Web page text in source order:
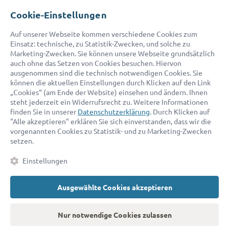
© 2026 advocado - einfach online den passenden Rechtsanwalt finden
Auszeichnungen:
Cookies
Cookie-Einstellungen
Auf unserer Webseite kommen verschiedene Cookies zum
Einsatz: technische, zu Statistik-Zwecken, und solche zu
Marketing-Zwecken. Sie können unsere Webseite grundsätzlich
auch ohne das Setzen von Cookies besuchen. Hiervon
ausgenommen sind die technisch notwendigen Cookies. Sie
können die aktuellen Einstellungen durch Klicken auf den Link
„Cookies“ (am Ende der Website) einsehen und ändern. Ihnen
steht jederzeit ein Widerrufsrecht zu. Weitere Informationen
finden Sie in unserer Datenschutzerklärung. Durch Klicken auf
"Alle akzeptieren" erklären Sie sich einverstanden, dass wir die
vorgenannten Cookies zu Statistik- und zu Marketing-Zwecken
setzen.
Einstellungen
Ausgewählte Cookies akzeptieren
Nur notwendige Cookies zulassen